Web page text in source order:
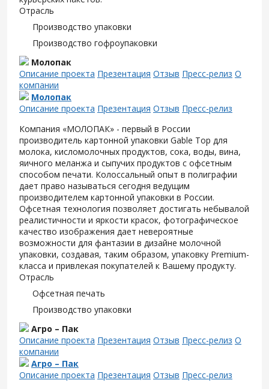
Отрасль
Производство упаковки
Производство гофроупаковки
Молопак
Описание проекта Презентация Отзыв Пресс-релиз О
компании
Молопак
Описание проекта Презентация Отзыв Пресс-релиз
Компания «МОЛОПАК» - первый в России
производитель картонной упаковки Gable Top для
молока, кисломолочных продуктов, сока, воды, вина,
яичного меланжа и сыпучих продуктов с офсетным
способом печати. Колоссальный опыт в полиграфии
дает право называться сегодня ведущим
производителем картонной упаковки в России.
Офсетная технология позволяет достигать небывалой
реалистичности и яркости красок, фотографическое
качество изображения дает невероятные
возможности для фантазии в дизайне молочной
упаковки, создавая, таким образом, упаковку Premium-
класса и привлекая покупателей к Вашему продукту.
Отрасль
Офсетная печать
Производство упаковки
Агро – Пак
Описание проекта Презентация Отзыв Пресс-релиз О
компании
Агро – Пак
Описание проекта Презентация Отзыв Пресс-релиз